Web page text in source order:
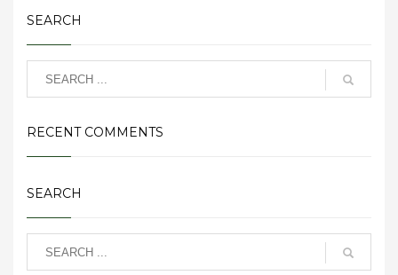
SEARCH
RECENT COMMENTS
SEARCH